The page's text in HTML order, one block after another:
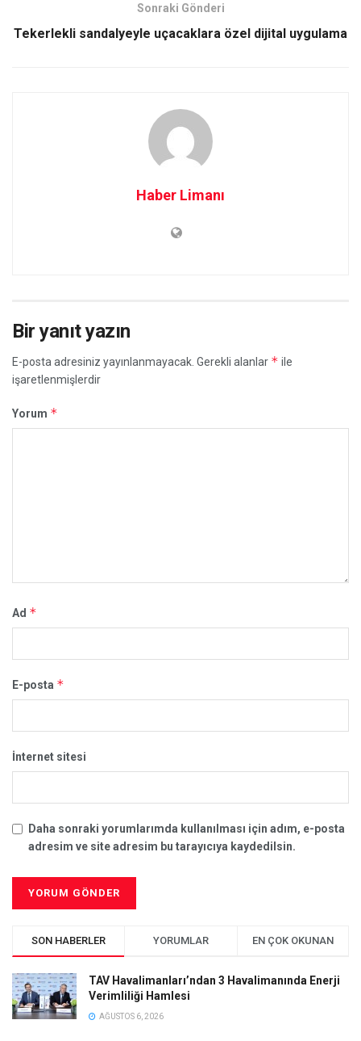
Sonraki Gönderi
Tekerlekli sandalyeyle uçacaklara özel dijital uygulama
Haber Limanı
Bir yanıt yazın
E-posta adresiniz yayınlanmayacak. Gerekli alanlar * ile
işaretlenmişlerdir
Yorum *
Ad *
E-posta *
İnternet sitesi
Daha sonraki yorumlarımda kullanılması için adım, e-posta
adresim ve site adresim bu tarayıcıya kaydedilsin.
SON HABERLER YORUMLAR EN ÇOK OKUNAN
TAV Havalimanları’ndan 3 Havalimanında Enerji
Verimliliği Hamlesi
AĞUSTOS 6, 2026